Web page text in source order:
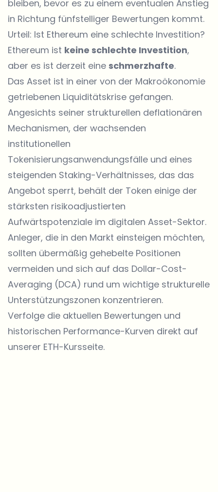
bleiben, bevor es zu einem eventualen Anstieg
in Richtung fünfstelliger Bewertungen kommt.
Urteil: Ist Ethereum eine schlechte Investition?
Ethereum ist keine schlechte Investition,
aber es ist derzeit eine schmerzhafte.
Das Asset ist in einer von der Makroökonomie
getriebenen Liquiditätskrise gefangen.
Angesichts seiner strukturellen deflationären
Mechanismen, der wachsenden
institutionellen
Tokenisierungsanwendungsfälle und eines
steigenden Staking-Verhältnisses, das das
Angebot sperrt, behält der Token einige der
stärksten risikoadjustierten
Aufwärtspotenziale im digitalen Asset-Sektor.
Anleger, die in den Markt einsteigen möchten,
sollten übermäßig gehebelte Positionen
vermeiden und sich auf das Dollar-Cost-
Averaging (DCA) rund um wichtige strukturelle
Unterstützungszonen konzentrieren.
Verfolge die aktuellen Bewertungen und
historischen Performance-Kurven direkt auf
unserer ETH-Kursseite.